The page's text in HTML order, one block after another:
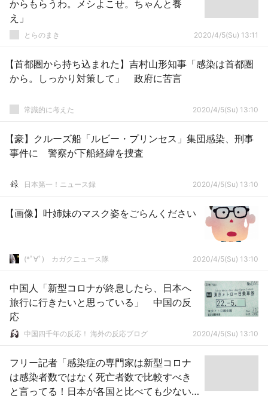
からもらうわ。メシよこせ。ちゃんと養
え」
とらのまき 2020/4/5(Su) 13:11
【首都圏から持ち込まれた】吉村山形知事「感染は首都圏
から。しっかり対策して」 政府に苦言
常識的に考えた 2020/4/5(Su) 13:10
【豪】クルーズ船「ルビー・プリンセス」集団感染、刑事
事件に 警察が下船経緯を捜査
日本第一！ニュース録 2020/4/5(Su) 13:10
【画像】叶姉妹のマスク姿をごらんください
(*ﾟ∀ﾟ)ゞカガクニュース隊 2020/4/5(Su) 13:10
中国人「新型コロナが終息したら、日本へ
旅行に行きたいと思っている」 中国の反
応
中国四千年の反応！ 海外の反応ブログ 2020/4/5(Su) 13:10
フリー記者「感染症の専門家は新型コロナ
は感染者数ではなく死亡者数で比較すべき
と言ってる！日本が各国と比べても少ない